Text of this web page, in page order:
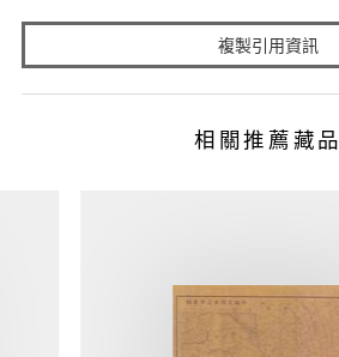
複製引用資訊
相關推薦藏品